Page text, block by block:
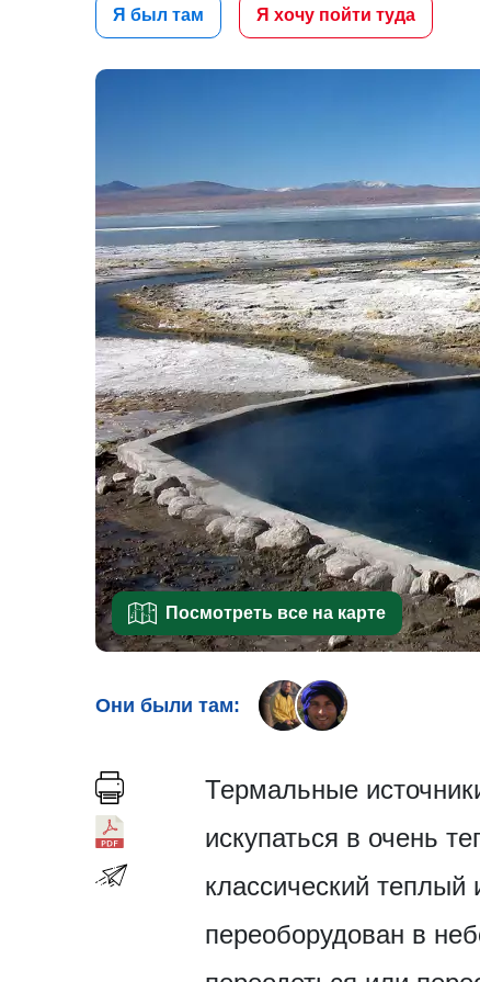
Я был там Я хочу пойти туда
Посмотреть все на карте
Они были там:
Термальные
искупаться в очень
классический
переоборудован в